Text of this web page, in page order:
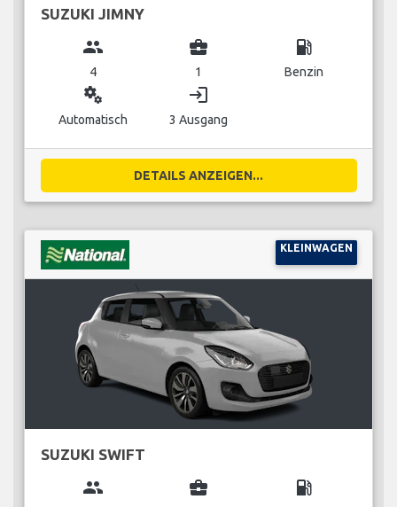
SUZUKI JIMNY
group
4
business_center
1
local_gas_station
Benzin
miscellaneous_services
Automatisch
login
3 Ausgang
DETAILS ANZEIGEN...
KLEINWAGEN
SUZUKI SWIFT
group business_center local_gas_station